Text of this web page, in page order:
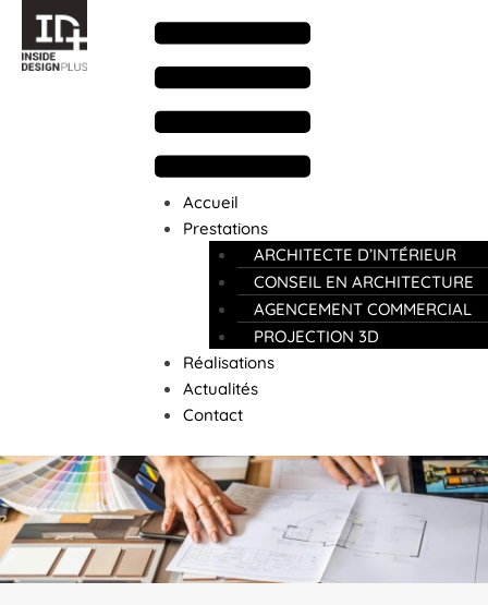
Accueil
Prestations
ARCHITECTE D’INTÉRIEUR
CONSEIL EN ARCHITECTURE
AGENCEMENT COMMERCIAL
PROJECTION 3D
Réalisations
Actualités
Contact